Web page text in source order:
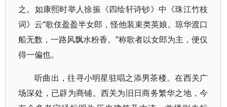
之。如康熙时举人徐振《四绘轩诗钞》中《珠江竹枝
词》云“歌伎盈盈半女郎，怪他装束类英娘。琼华渡口
船无数，一路风飘水粉香。”称歌者以女郎为主，便仅
得一偏也。
听曲出，往寻小明星驻唱之添男茶楼。在西关广
场深处，已辟为商铺。西关为旧日商务繁华之地，今